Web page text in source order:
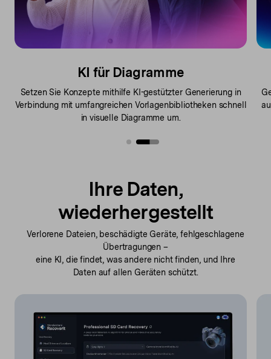
KI für Diagramme
Setzen Sie Konzepte mithilfe KI-gestützter Generierung in
Verbindung mit umfangreichen Vorlagenbibliotheken schnell
in visuelle Diagramme um.
Ihre Daten,
wiederhergestellt
Verlorene Dateien, beschädigte Geräte, fehlgeschlagene
Übertragungen –
eine KI, die findet, was andere nicht finden, und Ihre
Daten auf allen Geräten schützt.